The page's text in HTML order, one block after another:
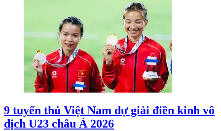
9 tuyển thủ Việt Nam dự giải điền kinh vô
địch U23 châu Á 2026